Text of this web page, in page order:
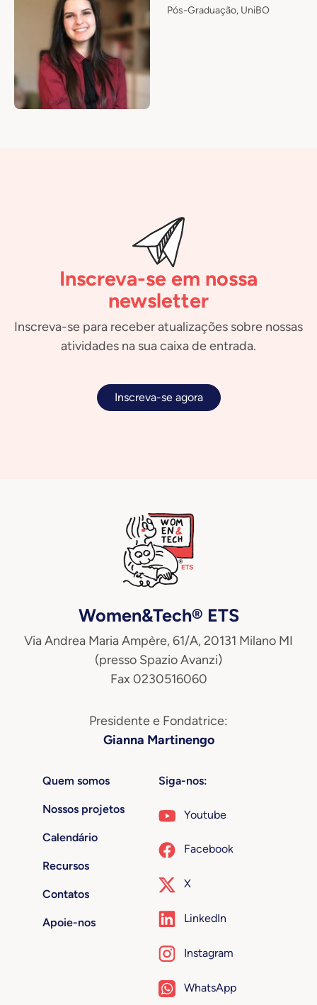
Pós-Graduação, UniBO
Inscreva-se em nossa
newsletter
Inscreva-se para receber atualizações sobre nossas
atividades na sua caixa de entrada.
Inscreva-se agora
Women&Tech® ETS
Via Andrea Maria Ampère, 61/A, 20131 Milano MI
(presso Spazio Avanzi)
Fax 0230516060
Presidente e Fondatrice:
Gianna Martinengo
Quem somos
Nossos projetos
Calendário
Recursos
Contatos
Apoie-nos
Siga-nos:
Youtube
Facebook
X
LinkedIn
Instagram
WhatsApp